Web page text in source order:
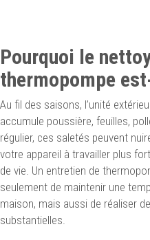
Pourquoi le
thermopompe
Au fil des saisons, l’unité
accumule poussière, feuilles,
régulier, ces saletés peuvent
votre appareil à travailler plus
de vie. Un entretien de
seulement de maintenir une
maison, mais aussi de réaliser
substantielles.